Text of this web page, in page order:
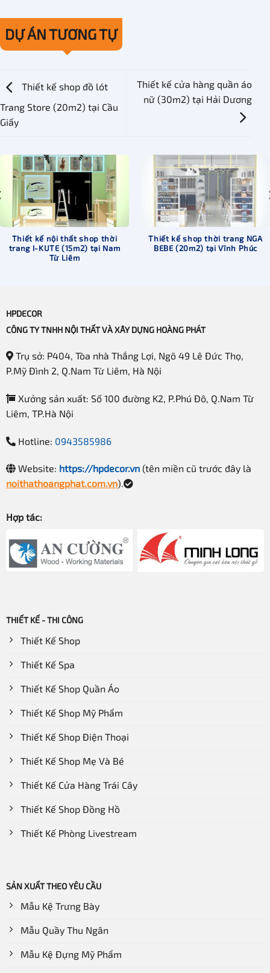
DỰ ÁN TƯƠNG TỰ
Thiết kế shop đồ lót
Trang Store (20m2) tại Cầu
Giấy
Thiết kế cửa hàng quần áo
nữ (30m2) tại Hải Dương
Thiết kế nội thất shop thời
trang I-KUTE (15m2) tại Nam
Từ Liêm
Thiết kế shop thời trang NGA
BEBE (20m2) tại Vĩnh Phúc
HPDECOR
CÔNG TY TNHH NỘI THẤT VÀ XÂY DỰNG HOÀNG PHÁT
Trụ sở: P404, Tòa nhà Thắng Lợi, Ngõ 49 Lê Đức Thọ,
P.Mỹ Đình 2, Q.Nam Từ Liêm, Hà Nội
Xưởng sản xuất: Số 100 đường K2, P.Phú Đô, Q.Nam Từ
Liêm, TP.Hà Nội
Hotline: 0943585986
Website: https://hpdecor.vn(tên miền cũ trước đây là
noithathoangphat.com.vn).
Hợp tác:
THIẾT KẾ - THI CÔNG
Thiết Kế Shop
Thiết Kế Spa
Thiết Kế Shop Quần Áo
Thiết Kế Shop Mỹ Phẩm
Thiết Kế Shop Điện Thoại
Thiết Kế Shop Mẹ Và Bé
Thiết Kế Cửa Hàng Trái Cây
Thiết Kế Shop Đồng Hồ
Thiết Kế Phòng Livestream
SẢN XUẤT THEO YÊU CẦU
Mẫu Kệ Trưng Bày
Mẫu Quầy Thu Ngân
Mẫu Kệ Đựng Mỹ Phẩm